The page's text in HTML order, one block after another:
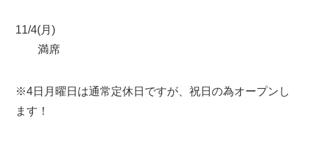
11/4(月)
満席
※4日月曜日は通常定休日ですが、祝日の為オープンし
ます！